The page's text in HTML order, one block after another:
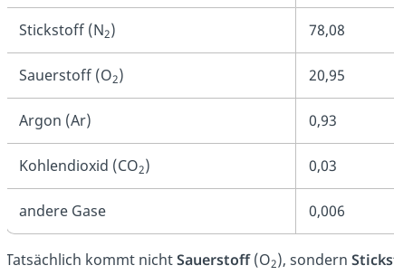
Stickstoff (N2) 78,08
Sauerstoff (O2) 20,95
Argon (Ar) 0,93
Kohlendioxid (CO2) 0,03
andere Gase 0,006
Tatsächlich kommt nichtSauerstoff(O2), sondern